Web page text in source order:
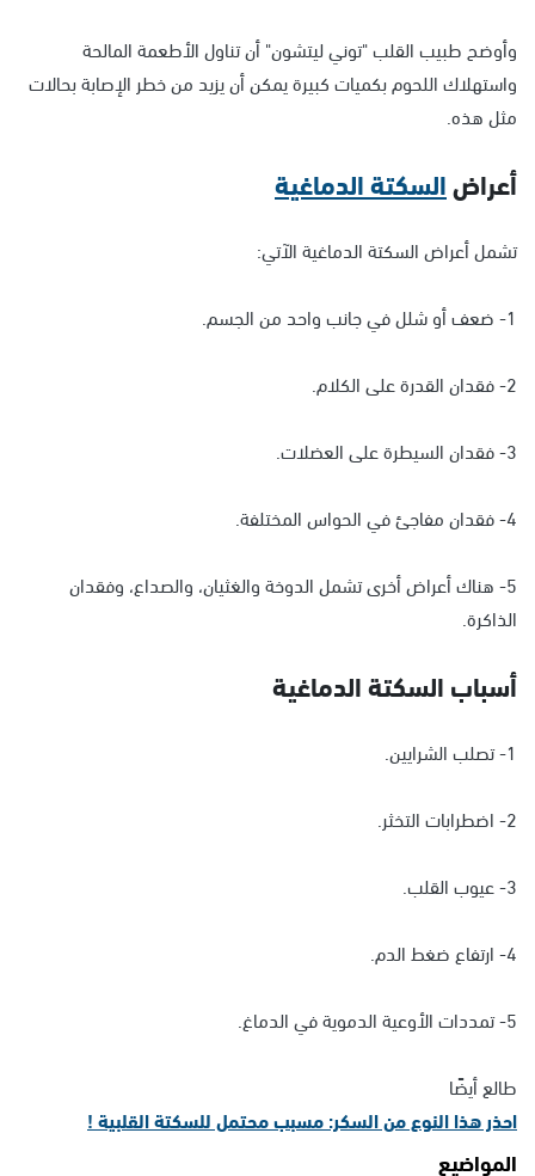
وأوضح طبيب القلب "توني ليتشون" أن تناول الأطعمة المالحة
واستهلاك اللحوم بكميات كبيرة يمكن أن يزيد من خطر الإصابة بحالات
مثل هذه.
أعراضالسكتة الدماغية
تشمل أعراض السكتة الدماغية الآتي:
1- ضعف أو شلل في جانب واحد من الجسم.
2- فقدان القدرة على الكلام.
3- فقدان السيطرة على العضلات.
4- فقدان مفاجئ في الحواس المختلفة.
5- هناك أعراض أخرى تشمل الدوخة والغثيان، والصداع، وفقدان
الذاكرة.
أسباب السكتة الدماغية
1- تصلب الشرايين.
2- اضطرابات التخثر.
3- عيوب القلب.
4- ارتفاع ضغط الدم.
5- تمددات الأوعية الدموية في الدماغ.
طالع أيضًا
احذر هذا النوع من السكر: مسبب محتمل للسكتة القلبية !
المواضيع